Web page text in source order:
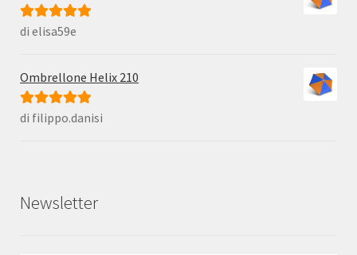
Valutato5su
di elisa59e
Ombrellone Helix 210
Valutato5 su
di filippo.danisi
Newsletter